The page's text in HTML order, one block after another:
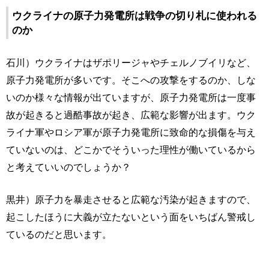
ウクライナの原子力発電所は戦争の切り札に使われる
のか
石川）ウクライナはザポリージャやチェルノブイリなど、
原子力発電所が多いです。そこへの攻撃をするのか、しな
いのか様々な情報が出ていますが、原子力発電所は一度事
故が起きると過酷事故が起き、広範な影響が出ます。ウク
ライナ軍やロシア軍が原子力発電所に致命的な損傷を与え
ていないのは、どこかでそういった理性が働いているから
と考えていいのでしょうか？
黒井）原子力を暴走させると広範な汚染が起きますので、
起こしたほうに大義が立たないという面をいちばん警戒し
ているのだと思います。